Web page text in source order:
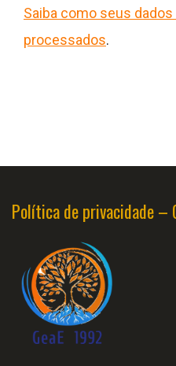
Saiba como seus
processados.
Política de privacidade –